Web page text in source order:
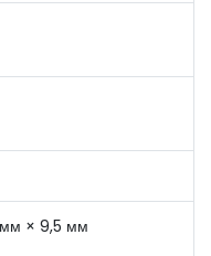
× 9,5 мм